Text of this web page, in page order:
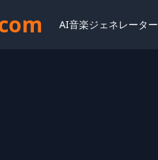
AI音楽ジェネレーター